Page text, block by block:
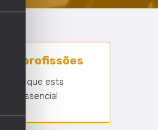
profissões
em que esta
é essencial